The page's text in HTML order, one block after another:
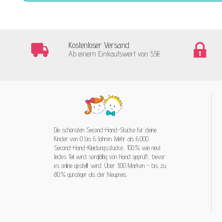
Kostenloser Versand
Ab einem Einkaufswert von 55€
Die schönsten Second-Hand-Stücke für deine
Kinder von 0 bis 6 Jahren: Mehr als 6.000
Second-Hand-Kleidungsstücke, 100 % wie neu!
Jedes Teil wird sorgfältig von Hand geprüft, bevor
es online gestellt wird. Über 300 Marken – bis zu
80 % günstiger als der Neupreis.